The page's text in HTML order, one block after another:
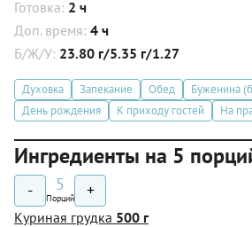
Готовка: 2 ч
Доп. время: 4 ч
Б/Ж/У: 23.80 г/5.35 г/1.27
Духовка Запекание Обед Буженина
День рождения
К приходу гостей На
Ингредиенты на 5
- 5
Порций +
Куриная грудка 500 г